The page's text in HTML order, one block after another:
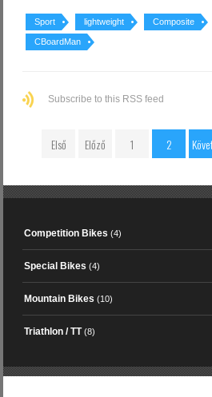
Sport lightweight Composite
CBoardMan
Subscribe to this RSS feed
Első Előző 1 2
Competition Bikes (4)
Special Bikes (4)
Mountain Bikes (10)
Triathlon / TT(8)